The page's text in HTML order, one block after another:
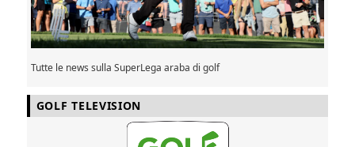
Tutte le news sulla SuperLega araba di golf
GOLF TELEVISION